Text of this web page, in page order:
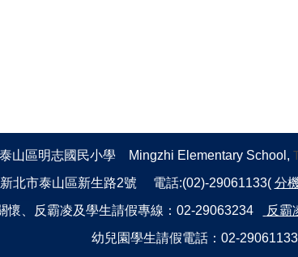
山區明志國民小學 Mingzhi Elementary School,
北市泰山區新生路2號 電話:(02)-29061133( 分
懷、反霸凌及學生請假專線：02-29063234
反霸
幼兒園學生請假電話：02-